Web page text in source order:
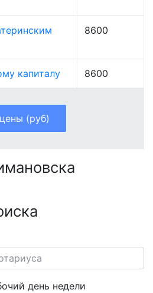
8600
капиталу 8600
(руб)
день недели